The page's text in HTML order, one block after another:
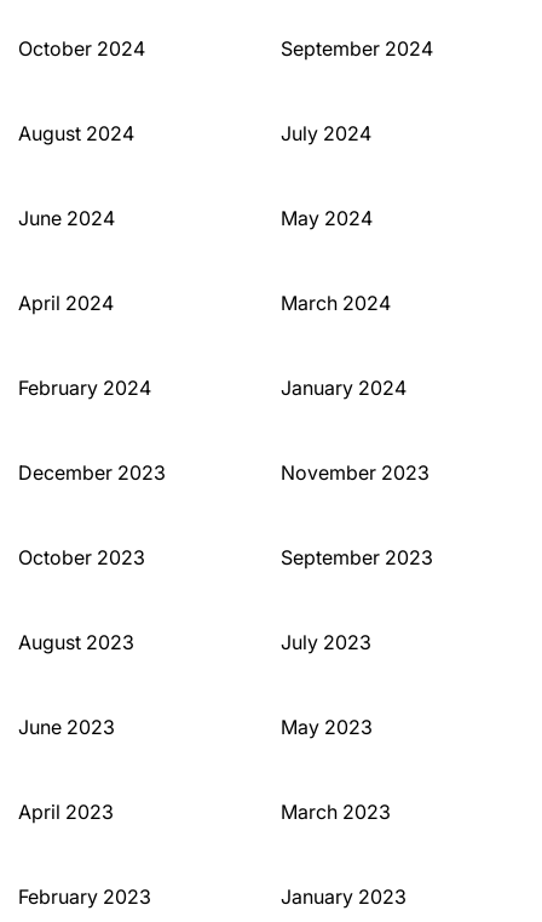
October 2024 September 2024
August 2024 July 2024
June 2024 May 2024
April 2024 March 2024
February 2024 January 2024
December 2023 November 2023
October 2023 September 2023
August 2023 July 2023
June 2023 May 2023
April 2023 March 2023
February 2023 January 2023